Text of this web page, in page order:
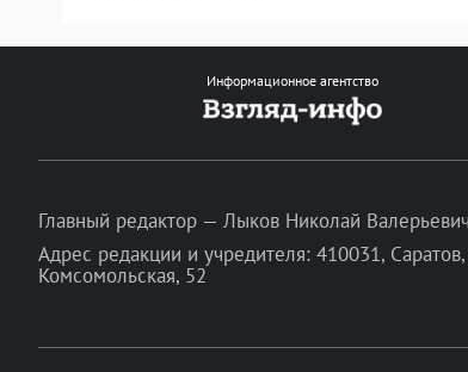
Информационное агентство
Главный редактор — Лыков Николай Валерьевич
Адрес редакции и учредителя: 410031,
Комсомольская, 52